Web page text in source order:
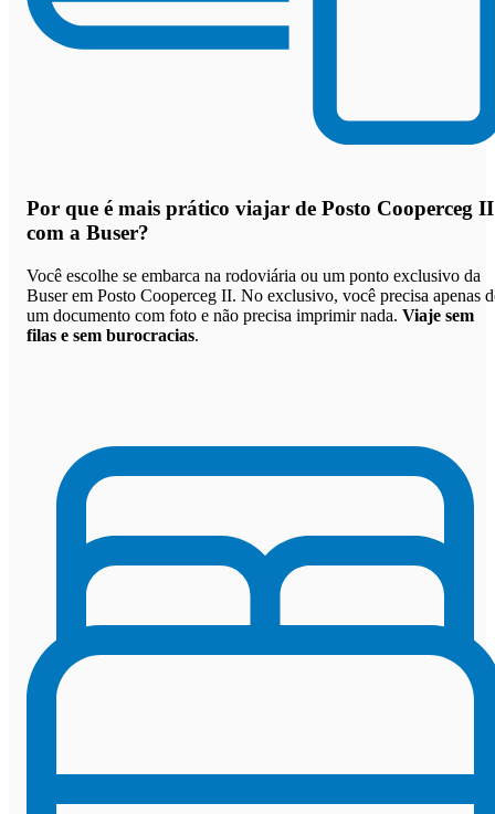
Por que é mais prático viajar de Posto Cooperceg II
com a Buser?
Você escolhe se embarca na rodoviária ou um ponto exclusivo da
Buser em Posto Cooperceg II. No exclusivo, você precisa apenas
um documento com foto e não precisa imprimir nada. Viaje sem
filas e sem burocracias.